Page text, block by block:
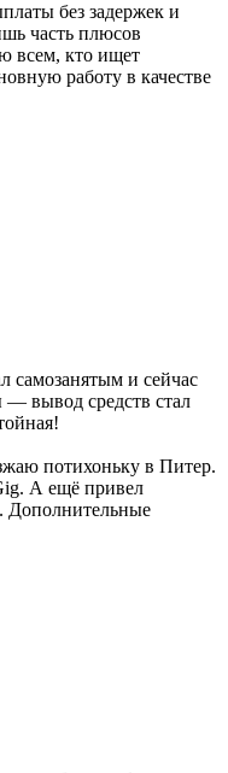
без задержек и
часть плюсов
всем, кто ищет
работу в качестве
самозанятым и сейчас
вывод средств стал
потихоньку в Питер.
А ещё привел
Дополнительные